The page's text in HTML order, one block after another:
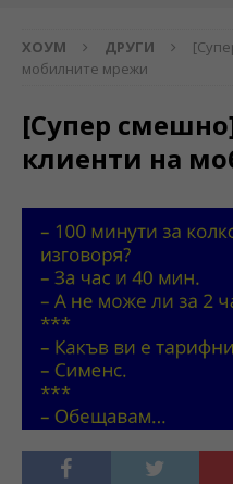
ХОУМ ДРУГИ
мобилните мрежи
[Супер
клиенти на